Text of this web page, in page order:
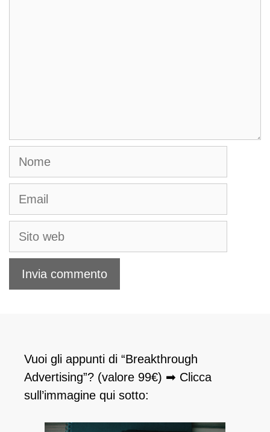
Nome
Email
Sito
Vuoi gli appunti di “Breakthrough
Advertising”? (valore 99€) ➡ Clicca
sull’immagine qui sotto: